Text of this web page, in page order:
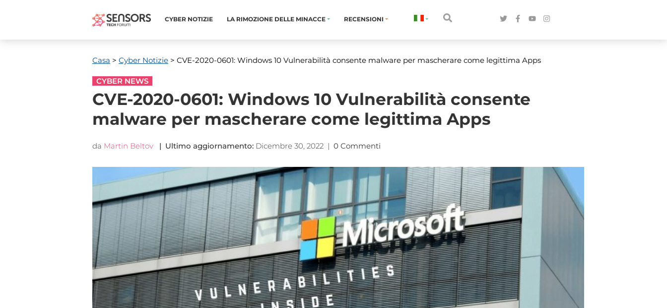
CYBER ​​NOTIZIE LA RIMOZIONE DELLE MINACCE RECENSIONI
Casa > Cyber ​​Notizie > CVE-2020-0601: Windows 10 Vulnerabilità consente malware per mascherare come legittima Apps
CYBER NEWS
CVE-2020-0601: Windows 10 Vulnerabilità consente
malware per mascherare come legittima Apps
da Martin Beltov | Ultimo aggiornamento: Dicembre 30, 2022 | 0 Commenti